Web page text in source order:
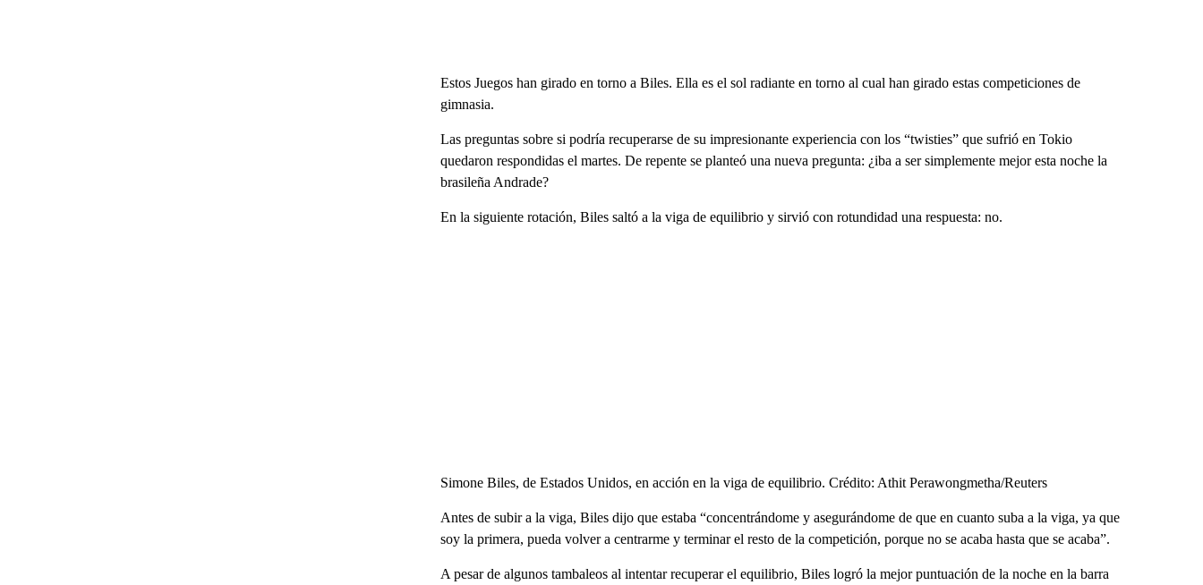
Estos Juegos han girado en torno a Biles. Ella es el sol radiante en torno al cual han girado estas competiciones de
gimnasia.
Las preguntas sobre si podría recuperarse de su impresionante experiencia con los “twisties” que sufrió en Tokio
quedaron respondidas el martes. De repente se planteó una nueva pregunta: ¿iba a ser simplemente mejor esta noche la
brasileña Andrade?
En la siguiente rotación, Biles saltó a la viga de equilibrio y sirvió con rotundidad una respuesta: no.
Simone Biles, de Estados Unidos, en acción en la viga de equilibrio. Crédito: Athit Perawongmetha/Reuters
Antes de subir a la viga, Biles dijo que estaba “concentrándome y asegurándome de que en cuanto suba a la viga, ya que
soy la primera, pueda volver a centrarme y terminar el resto de la competición, porque no se acaba hasta que se acaba”.
A pesar de algunos tambaleos al intentar recuperar el equilibrio, Biles logró la mejor puntuación de la noche en la barra